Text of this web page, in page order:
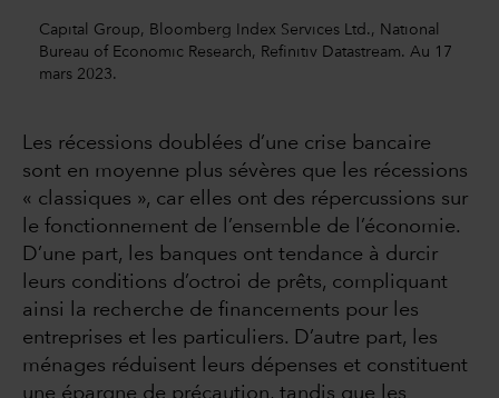
Capital Group, Bloomberg Index Services Ltd., National
Bureau of Economic Research, Refinitiv Datastream. Au 17
mars 2023.
Les récessions doublées d’une crise bancaire
sont en moyenne plus sévères que les récessions
« classiques », car elles ont des répercussions sur
le fonctionnement de l’ensemble de l’économie.
D’une part, les banques ont tendance à durcir
leurs conditions d’octroi de prêts, compliquant
ainsi la recherche de financements pour les
entreprises et les particuliers. D’autre part, les
ménages réduisent leurs dépenses et constituent
une épargne de précaution, tandis que les